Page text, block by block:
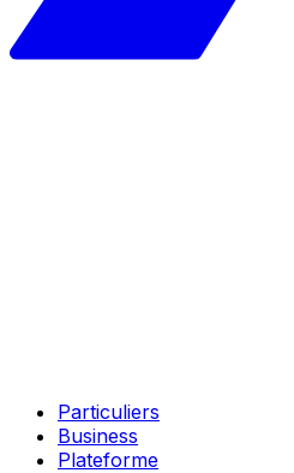
Particuliers
Business
Plateforme